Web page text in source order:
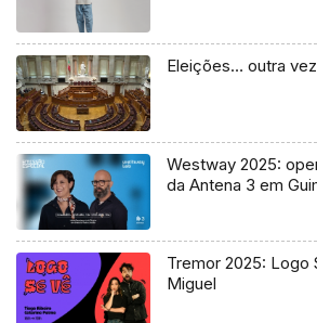
Eleições… outra vez
Westway 2025:
da Antena 3 em
Tremor 2025: Logo
Miguel